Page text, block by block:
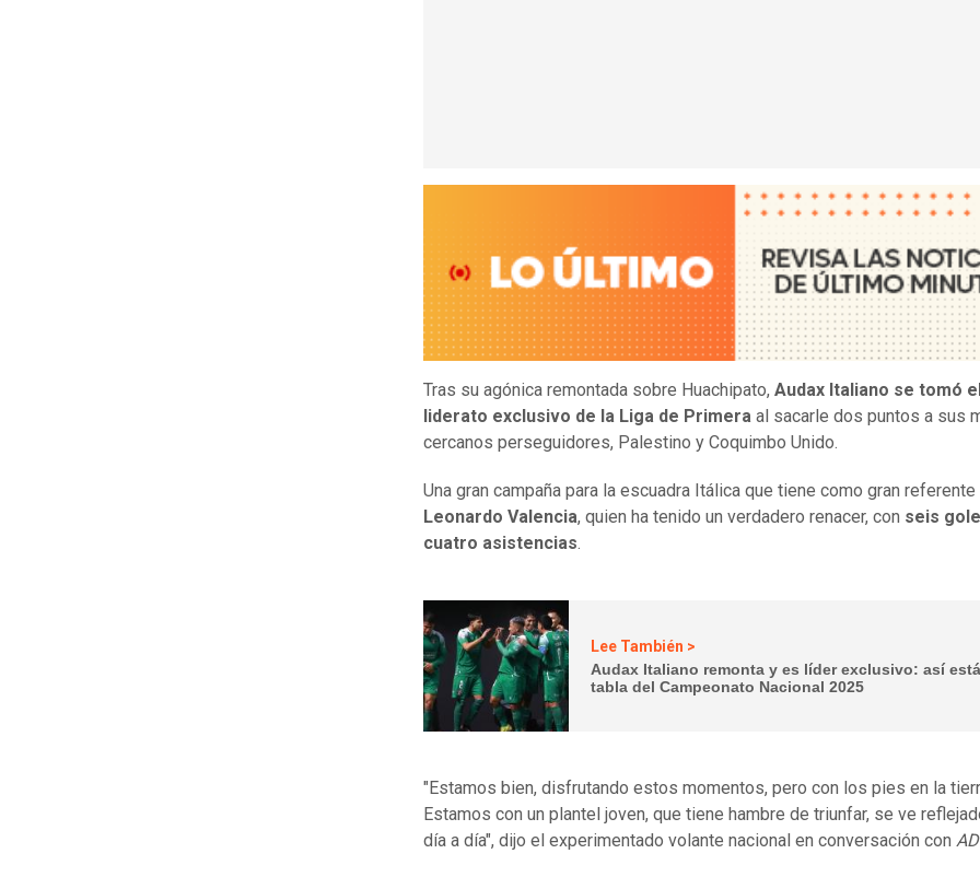
Tras su agónica remontada sobre Huachipato, Audax Italiano se tomó
liderato exclusivo de la Liga de Primera al sacarle dos puntos a sus
cercanos perseguidores, Palestino y Coquimbo Unido.
Una gran campaña para la escuadra Itálica que tiene como gran referente
Leonardo Valencia, quien ha tenido un verdadero renacer, con seis
cuatro asistencias.
Lee También >
Audax Italiano remonta y es líder exclusivo: así
tabla del Campeonato Nacional 2025
"Estamos bien, disfrutando estos momentos, pero con los pies en la
Estamos con un plantel joven, que tiene hambre de triunfar, se ve
día a día", dijo el experimentado volante nacional en conversación con